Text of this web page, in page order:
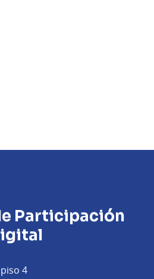
Participación
4